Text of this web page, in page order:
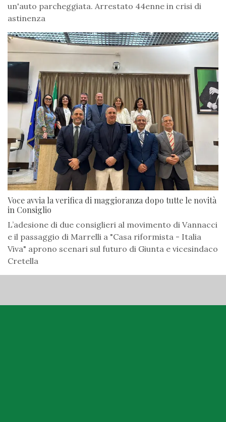
un'auto parcheggiata. Arrestato 44enne in crisi di
astinenza
Voce avvia la verifica di maggioranza dopo tutte le novità
in Consiglio
L’adesione di due consiglieri al movimento di Vannacci
e il passaggio di Marrelli a "Casa riformista - Italia
Viva" aprono scenari sul futuro di Giunta e vicesindaco
Cretella